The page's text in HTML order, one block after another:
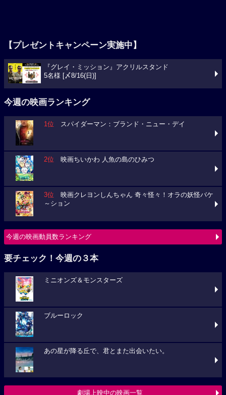
【プレゼントキャンペーン実施中】
『グレイ・ミッション』アクリルスタンド
5名様 [〆8/16(日)]
今週の映画ランキング
1位 スパイダーマン：ブランド・ニュー・デイ
2位 映画ちいかわ 人魚の島のひみつ
3位 映画クレヨンしんちゃん 奇々怪々！オラの妖怪バケ
～ション
今週の映画動員数ランキング
要チェック！今週の３本
ミニオンズ＆モンスターズ
ブルーロック
あの星が降る丘で、君とまた出会いたい。
劇場上映中の映画一覧